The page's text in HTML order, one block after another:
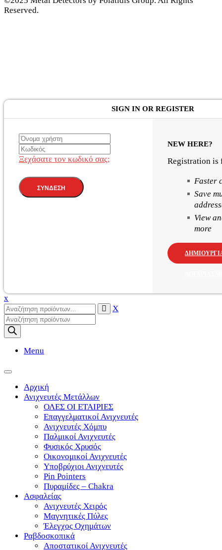
Reserved.
SIGN IN OR REGISTER
Ξεχάσατε τον κωδικό σας;
NEW HERE?
Registration is
Faster
Save
View
more
x
X
Products
search
Menu
Toggle
Αρχική
Ανιχνευτές Μετάλλων
ΟΛΕΣ ΟΙ ΕΤΑΙΡΙΕΣ
Επαγγελματικοί Ανιχνευτές
Ανιχνευτές Χόμπυ
Παλμικοί Ανιχνευτές
Φυσικός Χρυσός
Οικονομικοί Ανιχνευτές
Υποβρύχιοι Ανιχνευτές
Pin Pointers
Πυραμίδες – Chakra
Ασφαλείας
Ανιχνευτές Χειρός
Μαγνητικές Πύλες
Έλεγχος Οχημάτων
Ραβδοσκοπικά
Αποστατικοί Ανιχνευτές